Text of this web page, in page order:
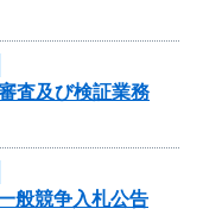
査及び検証業務
般競争入札公告